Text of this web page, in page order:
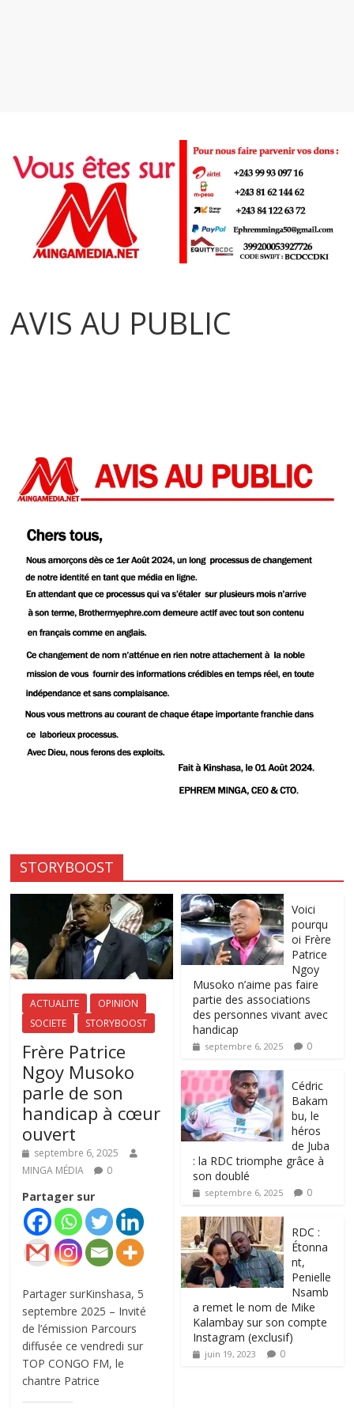
AVIS AU PUBLIC
STORYBOOST
ACTUALITE
OPINION
SOCIETE
STORYBOOST
Frère Patrice
Ngoy Musoko
parle de son
handicap à cœur
ouvert
septembre 6, 2025
MINGA MÉDIA
0
Partager sur
Partager surKinshasa, 5
septembre 2025 – Invité
de l’émission Parcours
diffusée ce vendredi sur
TOP CONGO FM, le
chantre Patrice
Voici
pourqu
oi Frère
Patrice
Ngoy
Musoko n’aime pas faire
partie des associations
des personnes vivant avec
handicap
septembre 6, 2025 0
‎Cédric
Bakam
bu, le
héros
de Juba
: la RDC triomphe grâce à
son doublé
septembre 6, 2025 0
RDC :
Étonna
nt,
Penielle
Nsamb
a remet le nom de Mike
Kalambay sur son compte
Instagram (exclusif)
juin 19, 2023 0